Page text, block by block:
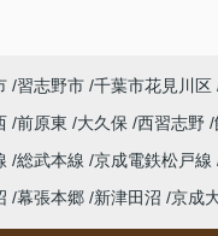
習志野市 千葉市花見川区
前原東 大久保 西習志野
総武本線 京成電鉄松戸線
幕張本郷 新津田沼 京成